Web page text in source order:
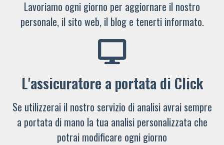
Lavoriamo ogni giorno per aggiornare il nostro
personale, il sito web, il blog e tenerti informato.
L'assicuratore a portata di Click
Se utilizzerai il nostro servizio di analisi avrai sempre
a portata di mano la tua analisi personalizzata che
potrai modificare ogni giorno